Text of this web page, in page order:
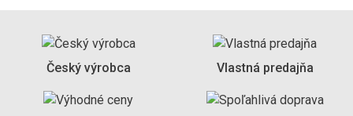
Český výrobca Vlastná predajňa